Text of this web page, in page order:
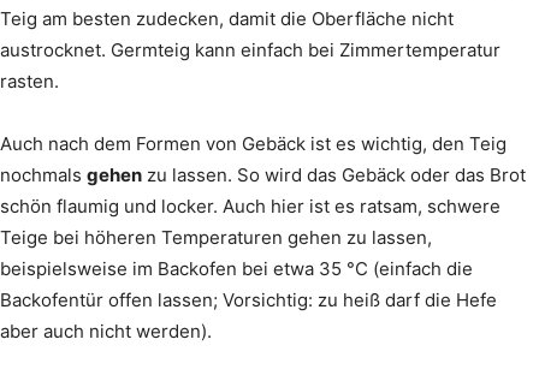
Teig am besten zudecken, damit die Oberfläche nicht
austrocknet. Germteig kann einfach bei Zimmertemperatur
rasten.
Auch nach dem Formen von Gebäck ist es wichtig, den Teig
nochmals gehen zu lassen. So wird das Gebäck oder das Brot
schön flaumig und locker. Auch hier ist es ratsam, schwere
Teige bei höheren Temperaturen gehen zu lassen,
beispielsweise im Backofen bei etwa 35 °C (einfach die
Backofentür offen lassen; Vorsichtig: zu heiß darf die Hefe
aber auch nicht werden).